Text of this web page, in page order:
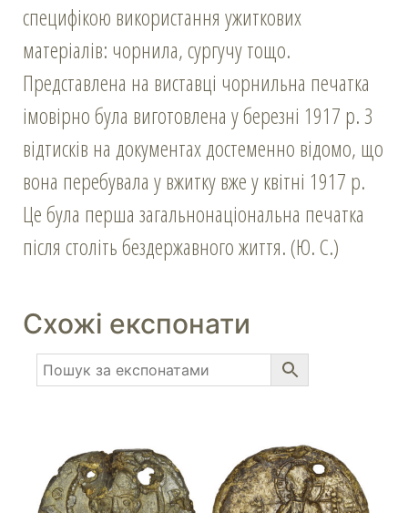
специфікою використання ужиткових
матеріалів: чорнила, сургучу тощо.
Представлена на виставці чорнильна печатка
імовірно була виготовлена у березні 1917 р. З
відтисків на документах достеменно відомо, що
вона перебувала у вжитку вже у квітні 1917 р.
Це була перша загальнонаціональна печатка
після століть бездержавного життя. (Ю. С.)
Схожі експонати